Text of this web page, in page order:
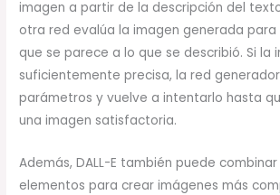
imagen a partir de la descripción del
otra red evalúa la imagen generada para
que se parece a lo que se describió. Si la
suficientemente precisa, la red
parámetros y vuelve a intentarlo hasta
una imagen satisfactoria.
Además, DALL-E también puede
elementos para crear imágenes más